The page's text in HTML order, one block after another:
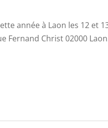
année à Laon les 12 et
Fernand Christ 02000